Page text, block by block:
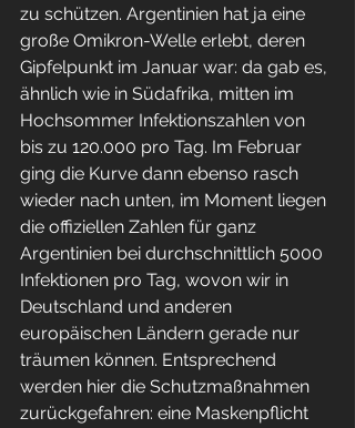
zu schützen. Argentinien hat ja eine
große Omikron-Welle erlebt, deren
Gipfelpunkt im Januar war: da gab es,
ähnlich wie in Südafrika, mitten im
Hochsommer Infektionszahlen von
bis zu 120.000 pro Tag. Im Februar
ging die Kurve dann ebenso rasch
wieder nach unten, im Moment liegen
die offiziellen Zahlen für ganz
Argentinien bei durchschnittlich 5000
Infektionen pro Tag, wovon wir in
Deutschland und anderen
europäischen Ländern gerade nur
träumen können. Entsprechend
werden hier die Schutzmaßnahmen
zurückgefahren: eine Maskenpflicht